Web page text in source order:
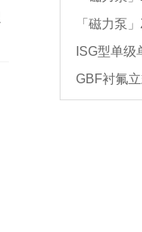
「磁力泵
ISG型单
GBF衬氟